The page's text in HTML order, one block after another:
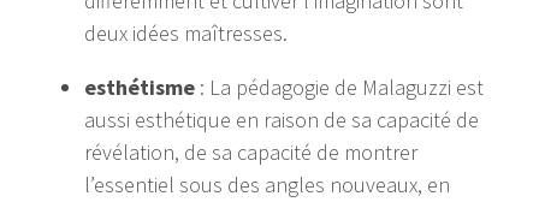
deux idées maîtresses.
esthétisme : La pédagogie de Malaguzzi est
aussi esthétique en raison de sa capacité de
révélation, de sa capacité de montrer
l’essentiel sous des angles nouveaux, en